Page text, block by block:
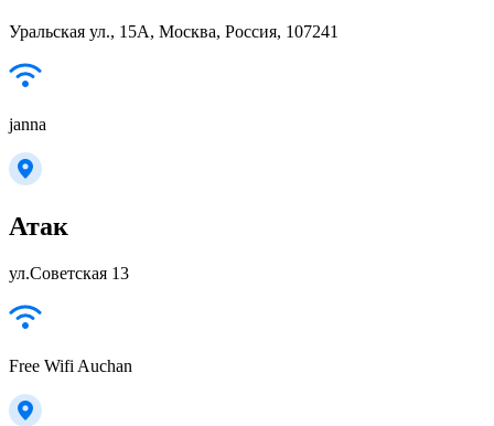
Уральская ул., 15А, Москва, Россия, 107241
janna
Атак
ул.Советская 13
Free Wifi Auchan